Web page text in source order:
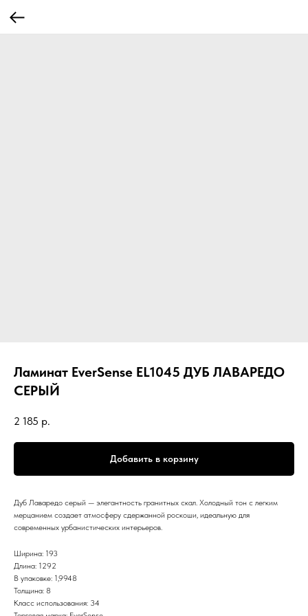
Ламинат EverSense EL1045 ДУБ ЛАВАРЕДО
СЕРЫЙ
2 185 р.
Добавить в корзину
Дуб Лаваредо серый — элегантность гранитных скал. Холодный тон с легким
мерцанием создает атмосферу сдержанной роскоши, идеальную для
современных урбанистических интерьеров.
Ширина: 193
Длина: 1292
В упаковке: 1,9948
Толщина: 8
Класс использования: 34